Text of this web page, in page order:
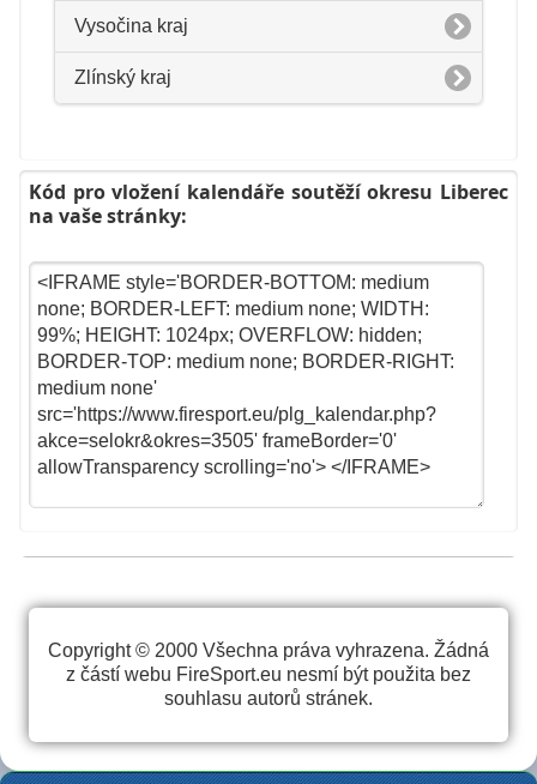
Vysočina kraj
Zlínský kraj
Kód pro vložení kalendáře soutěží okresu Liberec
na vaše stránky:
Copyright © 2000 Všechna práva vyhrazena. Žádná
z částí webu FireSport.eu nesmí být použita bez
souhlasu autorů stránek.